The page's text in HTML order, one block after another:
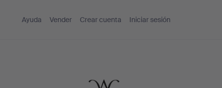
Ayuda Vender Crear cuenta Iniciar sesión